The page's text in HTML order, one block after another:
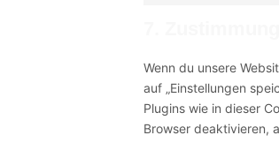
Wenn du unsere
auf „Einstellungen
Plugins wie in dieser
Browser deaktivieren,